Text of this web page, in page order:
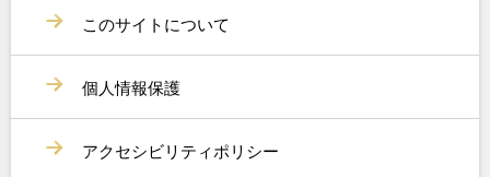
このサイトについて
個人情報保護
アクセシビリティポリシー